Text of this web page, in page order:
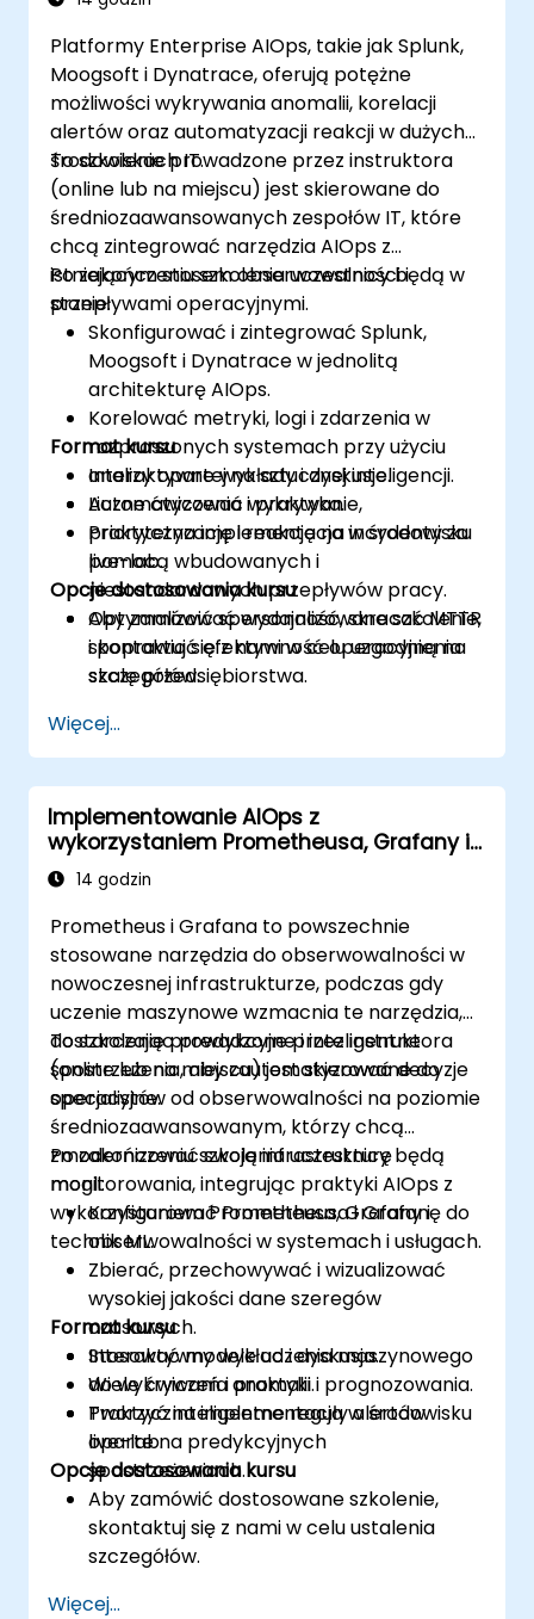
Platformy Enterprise AIOps, takie jak Splunk,
Moogsoft i Dynatrace, oferują potężne
możliwości wykrywania anomalii, korelacji
alertów oraz automatyzacji reakcji w dużych
środowiskach IT.
To szkolenie prowadzone przez instruktora
(online lub na miejscu) jest skierowane do
średniozaawansowanych zespołów IT, które
chcą zintegrować narzędzia AIOps z
istniejącym stosem obserwowalności i
przepływami operacyjnymi.
Po zakończeniu szkolenia uczestnicy będą w
stanie:
Skonfigurować i zintegrować Splunk,
Moogsoft i Dynatrace w jednolitą
architekturę AIOps.
Korelować metryki, logi i zdarzenia w
rozproszonych systemach przy użyciu
analizy opartej na sztucznej inteligencji.
Automatyzować wykrywanie,
priorytetyzację i reakcję na incydenty za
pomocą wbudowanych i
niestandardowych przepływów pracy.
Optymalizować wydajność, skracać MTTR
i poprawiać efektywność operacyjną na
skalę przedsiębiorstwa.
Format kursu
Interaktywne wykłady i dyskusje.
Liczne ćwiczenia i praktyka.
Praktyczna implementacja w środowisku
live-lab.
Opcje dostosowania kursu
Aby zamówić spersonalizowane szkolenie,
skontaktuj się z nami w celu uzgodnienia
szczegółów.
Więcej...
Implementowanie AIOps z
wykorzystaniem Prometheusa, Grafany i
ML 14 godzin
Prometheus i Grafana to powszechnie
stosowane narzędzia do obserwowalności w
nowoczesnej infrastrukturze, podczas gdy
uczenie maszynowe wzmacnia te narzędzia,
dostarczając predykcyjne i inteligentne
spostrzeżenia, aby zautomatyzować decyzje
operacyjne.
To szkolenie prowadzone przez instruktora
(online lub na miejscu) jest skierowane do
specjalistów od obserwowalności na poziomie
średniozaawansowanym, którzy chcą
zmodernizować swoją infrastrukturę
monitorowania, integrując praktyki AIOps z
wykorzystaniem Prometheusa, Grafany i
technik ML.
Po zakończeniu szkolenia uczestnicy będą
mogli:
Konfigurować Prometheusa i Grafanę do
obserwowalności w systemach i usługach.
Zbierać, przechowywać i wizualizować
wysokiej jakości dane szeregów
czasowych.
Stosować modele uczenia maszynowego
do wykrywania anomalii i prognozowania.
Tworzyć inteligentne reguły alertów
oparte na predykcyjnych
spostrzeżeniach.
Format kursu
Interaktywny wykład i dyskusja.
Wiele ćwiczeń i praktyki.
Praktyczna implementacja w środowisku
live-lab.
Opcje dostosowania kursu
Aby zamówić dostosowane szkolenie,
skontaktuj się z nami w celu ustalenia
szczegółów.
Więcej...